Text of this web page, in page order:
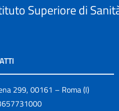
Superiore di
299, 00161 – Roma (I)